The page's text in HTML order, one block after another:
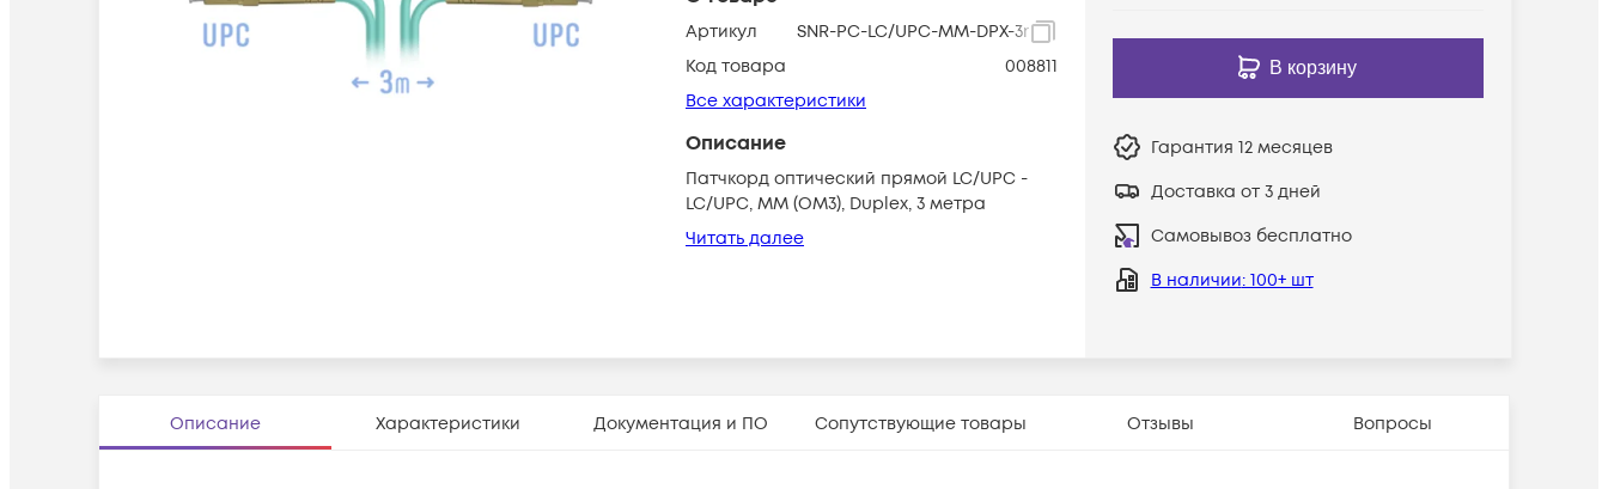
Артикул
SNR-PC-LC/UPC-MM-DPX-3m
Код товара
008811
Все характеристики
Описание
Патчкорд оптический прямой LC/UPC -
LC/UPC, МM (OM3), Duplex, 3 метра
Читать далее
В корзину
Гарантия 12 месяцев
Доставка от 3 дней
Самовывоз бесплатно
В наличии: 100+ шт
Описание Характеристики Документация и ПО Сопутствующие товары Отзывы Вопросы